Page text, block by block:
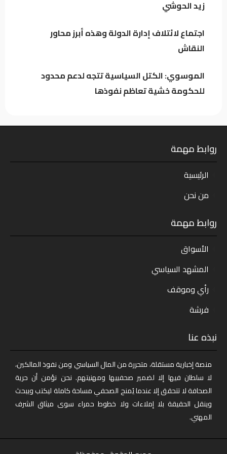
زيد الحوشي
اجتماع لائتلاف إدارة الدولة وهذه أبرز محاور
النقاش
الموسوي: الكتل السياسية تتجه لدعم محدود
للحكومة خشية تعاظم نفوذها
روابط مهمة
الرئيسية
من نحن
روابط مهمة
الأسواق
المشهد السياسي
رأي وموقف
فرشة
نبذه عنا
منصة إخبارية مستقلة، متحررة من المال السياسي ومن نفوذ المالكين،
لا سلطان فيها إلا لضمير صحفييها ومهنيتهم. نحن نؤمن أن حرية
الصحافة لا تتحقق إلا عندما يُمنح الصحفي مساحة كاملة ليكتب ويبحث
وينقل الحقيقة بلا إملاءات ولا خطوط حمراء سوى ميثاق الشرف
المهني.